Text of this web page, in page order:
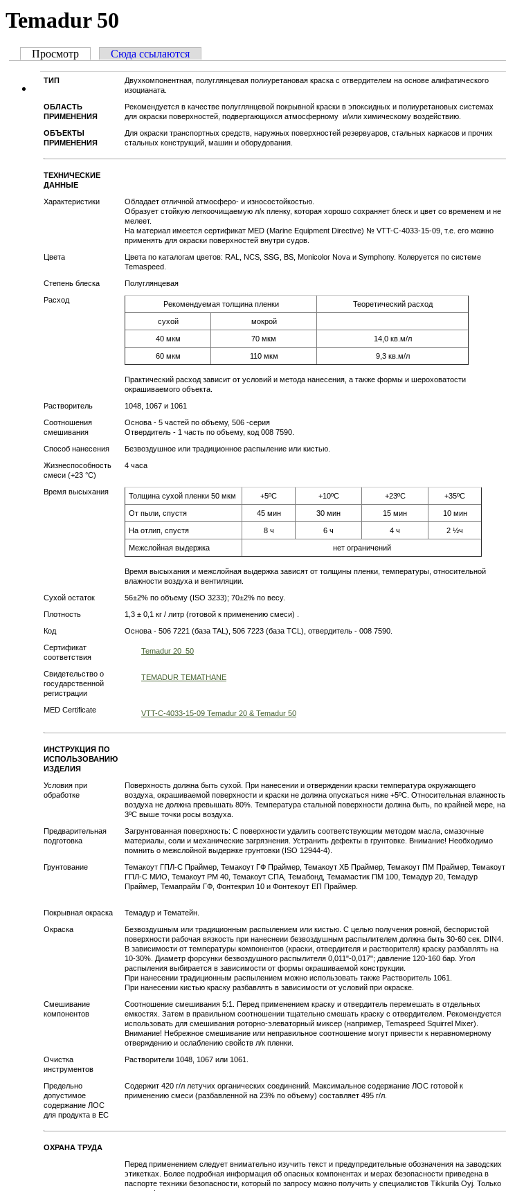
Temadur 50
Главные вкладки
Просмотр (активная вкладка)
Сюда ссылаются
ТИП
Двухкомпонентная, полуглянцевая полиуретановая краска с отвердителем на основе алифатического
изоцианата.
ОБЛАСТЬ
ПРИМЕНЕНИЯ
Рекомендуется в качестве полуглянцевой покрывной краски в эпоксидных и полиуретановых системах
для окраски поверхностей, подвергающихся атмосферному и/или химическому воздействию.
ОБЪЕКТЫ
ПРИМЕНЕНИЯ
Для окраски транспортных средств, наружных поверхностей резервуаров, стальных каркасов и прочих
стальных конструкций, машин и оборудования.
ТЕХНИЧЕСКИЕ
ДАННЫЕ
Характеристики
Обладает отличной атмосферо- и износостойкостью.
Образует стойкую легкоочищаемую л/к пленку, которая хорошо сохраняет блеск и цвет со временем и не
мелеет.
На материал имеется сертификат MED (Marine Equipment Directive) № VTT-C-4033-15-09, т.е. его можно
применять для окраски поверхностей внутри судов.
Цвета
Цвета по каталогам цветов: RAL, NCS, SSG, BS, Monicolor Nova и Symphony. Колеруется по системе
Temaspeed.
Степень блеска
Полуглянцевая
Расход
Рекомендуемая толщина пленки Теоретический расход
сухой мокрой
40 мкм 70 мкм 14,0 кв.м/л
60 мкм 110 мкм 9,3 кв.м/л
Практический расход зависит от условий и метода нанесения, а также формы и шероховатости
окрашиваемого объекта.
Растворитель
1048, 1067 и 1061
Соотношения
смешивания
Основа - 5 частей по объему, 506 -серия
Отвердитель - 1 часть по объему, код 008 7590.
Способ нанесения
Безвоздушное или традиционное распыление или кистью.
Жизнеспособность
смеси (+23 °C)
4 часа
Время высыхания Толщина сухой пленки 50 мкм +5ºС +10ºС +23ºС +35ºС
От пыли, спустя 45 мин 30 мин 15 мин 10 мин
На отлип, спустя 8 ч 6 ч 4 ч 2 ½ч
Межслойная выдержка нет ограничений
Время высыхания и межслойная выдержка зависят от толщины пленки, температуры, относительной
влажности воздуха и вентиляции.
Сухой остаток
56±2% по объему (ISO 3233); 70±2% по весу.
Плотность
1,3 ± 0,1 кг / литр (готовой к применению смеси) .
Код
Основа - 506 7221 (база TAL), 506 7223 (база TCL), отвердитель - 008 7590.
Сертификат
соответствия
Temadur 20_50
Свидетельство о
государственной
регистрации
TEMADUR TEMATHANE
MED Certificate VTT-C-4033-15-09 Temadur 20 & Temadur 50
ИНСТРУКЦИЯ ПО
ИСПОЛЬЗОВАНИЮ
ИЗДЕЛИЯ
Условия при
обработке
Поверхность должна быть сухой. При нанесении и отверждении краски температура окружающего
воздуха, окрашиваемой поверхности и краски не должна опускаться ниже +5ºС. Относительная влажность
воздуха не должна превышать 80%. Температура стальной поверхности должна быть, по крайней мере, на
3ºС выше точки росы воздуха.
Предварительная
подготовка
Загрунтованная поверхность: С поверхности удалить соответствующим методом масла, смазочные
материалы, соли и механические загрязнения. Устранить дефекты в грунтовке. Внимание! Необходимо
помнить о межслойной выдержке грунтовки (ISO 12944-4).
Грунтование
Темакоут ГПЛ-С Праймер, Темакоут ГФ Праймер, Темакоут ХБ Праймер, Темакоут ПМ Праймер, Темакоут
ГПЛ-С МИО, Темакоут РМ 40, Темакоут СПА, Темабонд, Темамастик ПМ 100, Темадур 20, Темадур
Праймер, Темапрайм ГФ, Фонтекрил 10 и Фонтекоут ЕП Праймер.
Покрывная окраска
Темадур и Тематейн.
Окраска
Безвоздушным или традиционным распылением или кистью. С целью получения ровной, беспористой
поверхности рабочая вязкость при нанеснеии безвоздушным распылителем должна быть 30-60 сек. DIN4.
В зависимости от температуры компонентов (краски, отвердителя и растворителя) краску разбавлять на
10-30%. Диаметр форсунки безвоздушного распылителя 0,011"-0,017"; давление 120-160 бар. Угол
распыления выбирается в зависимости от формы окрашиваемой конструкции.
При нанесении традиционным распылением можно использовать также Растворитель 1061.
При нанесении кистью краску разбавлять в зависимости от условий при окраске.
Смешивание
компонентов
Соотношение смешивания 5:1. Перед применением краску и отвердитель перемешать в отдельных
емкостях. Затем в правильном соотношении тщательно смешать краску с отвердителем. Рекомендуется
использовать для смешивания роторно-элеваторный миксер (например, Temaspeed Squirrel Mixer).
Внимание! Небрежное смешивание или неправильное соотношение могут привести к неравномерному
отверждению и ослаблению свойств л/к пленки.
Очистка
инструментов
Растворители 1048, 1067 или 1061.
Предельно
допустимое
содержание ЛОС
для продукта в ЕС
Содержит 420 г/л летучих органических соединений. Максимальное содержание ЛОС готовой к
применению смеси (разбавленной на 23% по объему) составляет 495 г/л.
ОХРАНА ТРУДА
Перед применением следует внимательно изучить текст и предупредительные обозначения на заводских
этикетках. Более подробная информация об опасных компонентах и мерах безопасности приведена в
паспорте техники безопасности, который по запросу можно получить у специалистов Tikkurila Oyj. Только